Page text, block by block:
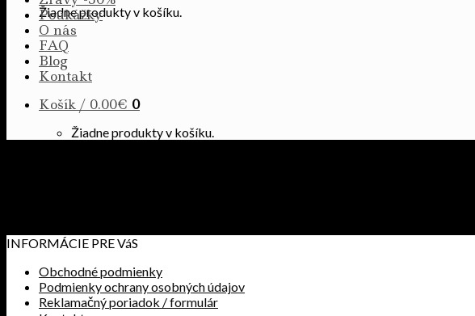
Žiadne produkty v košíku.
Poukážky
O nás
FAQ
Blog
Kontakt
Košík / 0.00€ 0
Žiadne produkty v košíku.
INFORMÁCIE PRE VáS
Obchodné podmienky
Podmienky ochrany osobných údajov
Reklamačný poriadok / formulár